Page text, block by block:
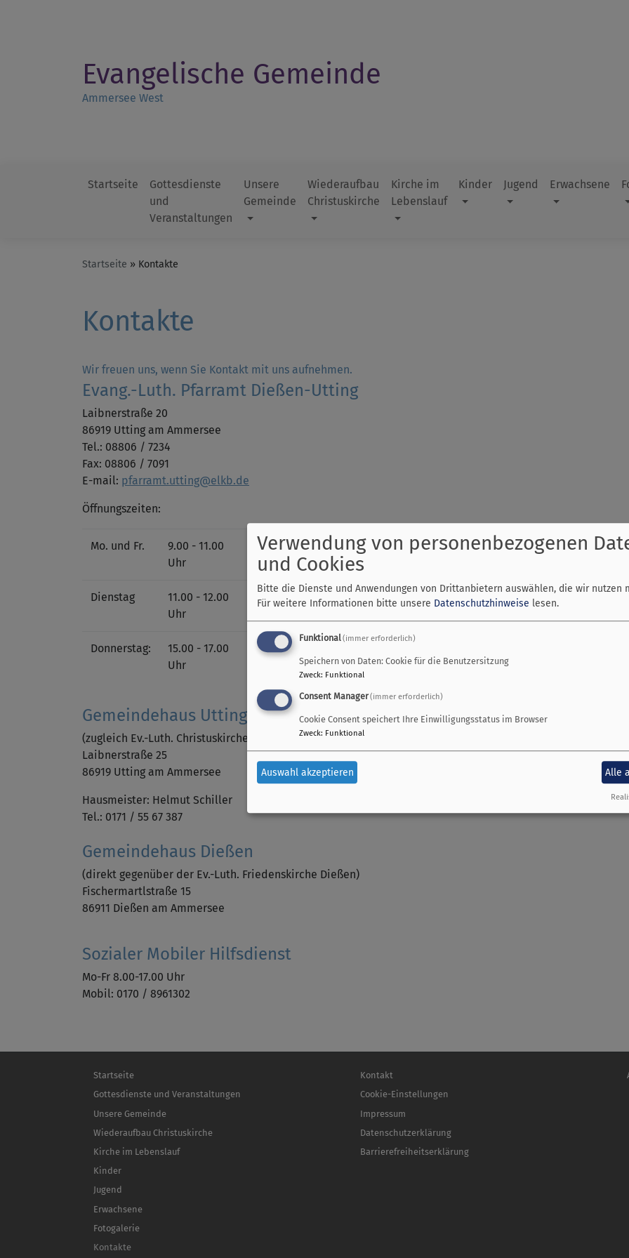
Evangelische Gemeinde
Ammersee West
Hauptnavigation
Startseite
Gottesdienste
und
Veranstaltungen
Unsere
Gemeinde
Wiederaufbau
Christuskirche
Kirche im
Lebenslauf
Kinder Jugend Erwachsene
Startseite Kontakte
Kontakte
Wir freuen uns, wenn Sie Kontakt mit uns aufnehmen.
Evang.-Luth. Pfarramt Dießen-Utting
Laibnerstraße 20
86919 Utting am Ammersee
Tel.: 08806 / 7234
Fax: 08806 / 7091
E-mail: pfarramt.utting@elkb.de
Öffnungszeiten:
Mo. und Fr.
9.00 - 11.00
Uhr
Dienstag
11.00 - 12.00
Uhr
Donnerstag:
15.00 - 17.00
Uhr
Gemeindehaus Utting
(zugleich Ev.-Luth. Christuskirche Utting)
Laibnerstraße 25
86919 Utting am Ammersee
Hausmeister: Helmut Schiller
Tel.: 0171 / 55 67 387
Gemeindehaus Dießen
(direkt gegenüber der Ev.-Luth. Friedenskirche Dießen)
Fischermartlstraße 15
86911 Dießen am Ammersee
Sozialer Mobiler Hilfsdienst
Mo-Fr 8.00-17.00 Uhr
Mobil: 0170 / 8961302
Hauptnavigation
Startseite
Gottesdienste und Veranstaltungen
Unsere Gemeinde
Wiederaufbau Christuskirche
Kirche im Lebenslauf
Kinder
Jugend
Erwachsene
Fotogalerie
Kontakte
Fußbereichsmenü
Kontakt
Cookie-Einstellungen
Impressum
Datenschutzerklärung
Barrierefreiheitserklärung
Verwendung von personenbezogenen
und Cookies
Bitte die Dienste und Anwendungen von Drittanbietern auswählen, die wir nutzen
Für weitere Informationen bitte unsere Datenschutzhinweise lesen.
Funktional(immer erforderlich)
Speichern von Daten: Cookie für die Benutzersitzung
Zweck: Funktional
Consent Manager(immer erforderlich)
Cookie Consent speichert Ihre Einwilligungsstatus im Browser
Zweck: Funktional
Auswahl akzeptieren Alle